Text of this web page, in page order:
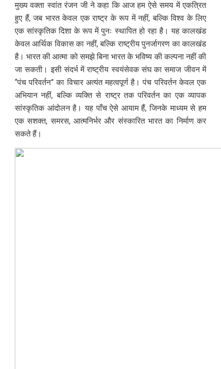
मुख्य वक्ता स्वांत रंजन जी ने कहा कि आज हम ऐसे समय में एकत्रित
हुए हैं, जब भारत केवल एक राष्ट्र के रूप में नहीं, बल्कि विश्व के लिए
एक सांस्कृतिक दिशा के रूप में पुनः स्थापित हो रहा है। यह कालखंड
केवल आर्थिक विकास का नहीं, बल्कि राष्ट्रीय पुनर्जागरण का कालखंड
है। भारत की आत्मा को समझे बिना भारत के भविष्य की कल्पना नहीं की
जा सकती। इसी संदर्भ में राष्ट्रीय स्वयंसेवक संघ का समाज जीवन में
“पंच परिवर्तन” का विचार अत्यंत महत्वपूर्ण है। पंच परिवर्तन केवल एक
अभियान नहीं, बल्कि व्यक्ति से राष्ट्र तक परिवर्तन का एक व्यापक
सांस्कृतिक आंदोलन है। यह पाँच ऐसे आयाम हैं, जिनके माध्यम से हम
एक सशक्त, समरस, आत्मनिर्भर और संस्कारित भारत का निर्माण कर
सकते हैं।